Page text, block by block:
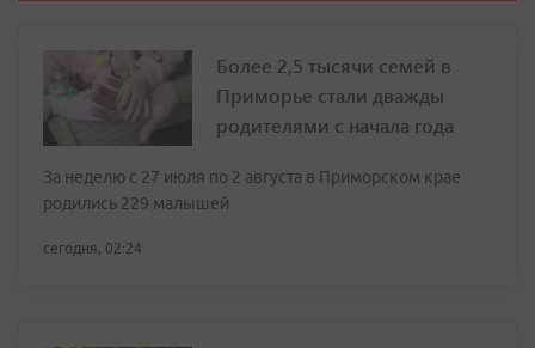
Более 2,5 тысячи семей в
Приморье стали дважды
родителями с начала года
За неделю с 27 июля по 2 августа в Приморском крае
родились 229 малышей
сегодня, 02:24